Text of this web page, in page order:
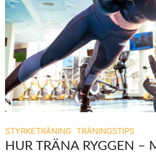
STYRKETRÄNING TRÄNINGSTIPS
HUR TRÄNA RYGGEN –